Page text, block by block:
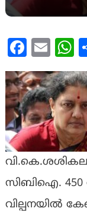
Facebook
Email
സിബിഐ. 450
വില്പനയിൽ